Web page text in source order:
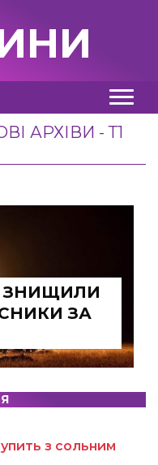
АРХІВИ - Т1
ЗНИЩИЛИ
ЗА
з сольним